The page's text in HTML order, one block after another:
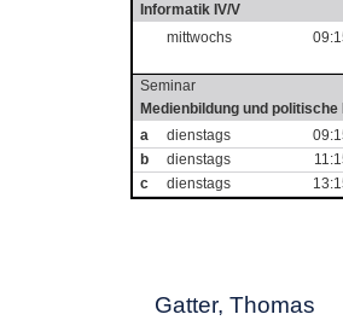
Informatik IV/V
mittwochs
Seminar
Medienbildung und
a
dienstags
b
dienstags
c
dienstags
Gatter, Thomas